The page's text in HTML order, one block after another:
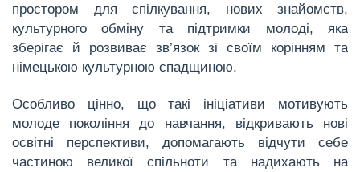
простором для спілкування, нових знайомств,
культурного обміну та підтримки молоді, яка
зберігає й розвиває зв’язок зі своїм корінням та
німецькою культурною спадщиною.
Особливо цінно, що такі ініціативи мотивують
молоде покоління до навчання, відкривають нові
освітні перспективи, допомагають відчути себе
частиною великої спільноти та надихають на